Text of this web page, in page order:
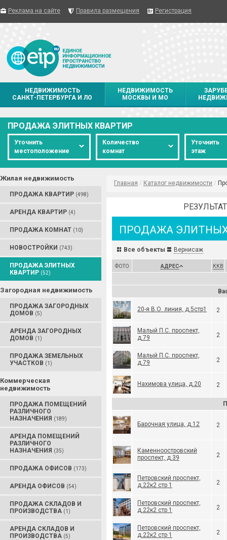
Реклама на сайте Правила размещения Регистрация
НЕДВИЖИМОСТЬ
САНКТ-ПЕТЕРБУРГА И ЛО
НЕДВИЖИМОСТЬ
МОСКВЫ И МО
ПРОДАЖА ЭЛИТНЫХ КВАРТИР
Уточнить
местоположение
Количество
комнат
Уточнить
этаж
Жилая недвижимость
ПРОДАЖА КВАРТИР (498)
АРЕНДА КВАРТИР (4)
ПРОДАЖА КОМНАТ (10)
НОВОСТРОЙКИ (743)
ПРОДАЖА ЭЛИТНЫХ
КВАРТИР (52)
Загородная недвижимость
ПРОДАЖА ЗАГОРОДНЫХ
ДОМОВ (5)
АРЕНДА ЗАГОРОДНЫХ
ДОМОВ (1)
ПРОДАЖА ЗЕМЕЛЬНЫХ
УЧАСТКОВ (1)
Коммерческая
недвижимость
ПРОДАЖА ПОМЕЩЕНИЙ
РАЗЛИЧНОГО
НАЗНАЧЕНИЯ (189)
АРЕНДА ПОМЕЩЕНИЙ
РАЗЛИЧНОГО
НАЗНАЧЕНИЯ (35)
ПРОДАЖА ОФИСОВ (173)
АРЕНДА ОФИСОВ (54)
ПРОДАЖА СКЛАДОВ И
ПРОИЗВОДСТВА (1)
АРЕНДА СКЛАДОВ И
ПРОИЗВОДСТВА (5)
Главная / Каталог недвижимости /
ПРОДАЖА
Все объекты Вернисаж
ФОТО АДРЕС ККВ
20-я В.О. линия, д.5стр1 2
Малый П.С. проспект,
д.79
2
Малый П.С. проспект,
д.79
2
Нахимова улица, д.20 2
Барочная улица, д.12 2
Каменноостровский
проспект, д.39
2
Петровский проспект,
д.22к2 стр 1
2
Петровский проспект,
д.22к2 стр 1
2
Петровский проспект,
д.22к2 стр 1
2